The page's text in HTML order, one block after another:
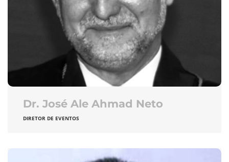
Dr. José Ale Ahmad Neto
DIRETOR DE EVENTOS